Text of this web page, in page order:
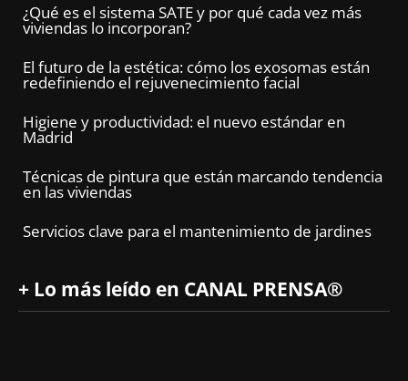
¿Qué es el sistema SATE y por qué cada vez más
viviendas lo incorporan?
El futuro de la estética: cómo los exosomas están
redefiniendo el rejuvenecimiento facial
Higiene y productividad: el nuevo estándar en
Madrid
Técnicas de pintura que están marcando tendencia
en las viviendas
Servicios clave para el mantenimiento de jardines
+ Lo más leído en CANAL PRENSA®